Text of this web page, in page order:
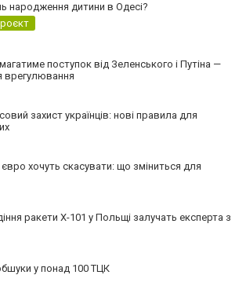
народження дитини в Одесі?
поступок від Зеленського і Путіна —
врегулювання
захист українців: нові правила для
євро хочуть скасувати: що зміниться для
ракети Х-101 у Польщі залучать експерта з
у понад 100 ТЦК